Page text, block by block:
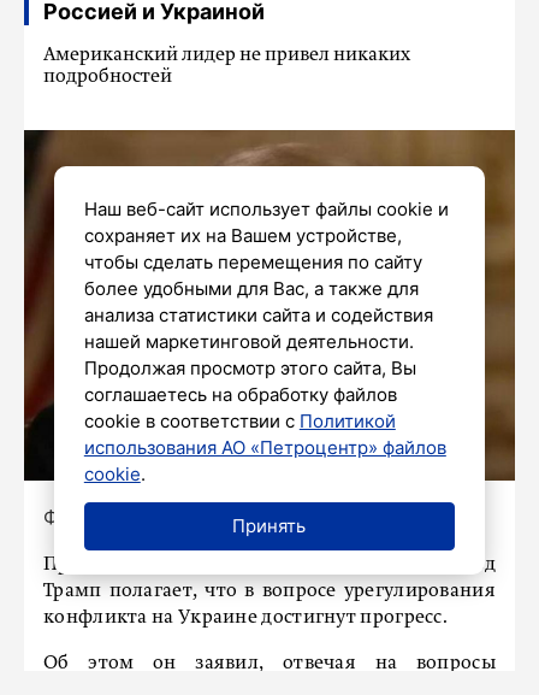
Россией и Украиной
Американский лидер не привел никаких
подробностей
Фото: стоп-кадр видео
Президент Соединенных Штатов Дональд
Трамп полагает, что в вопросе урегулирования
конфликта на Украине достигнут прогресс.
Об этом он заявил, отвечая на вопросы
Наш веб-сайт использует файлы cookie и
сохраняет их на Вашем устройстве,
чтобы сделать перемещения по сайту
более удобными для Вас, а также для
анализа статистики сайта и содействия
нашей маркетинговой деятельности.
Продолжая просмотр этого сайта, Вы
соглашаетесь на обработку файлов
cookie в соответствии с Политикой
использования АО «Петроцентр» файлов
cookie.
Принять